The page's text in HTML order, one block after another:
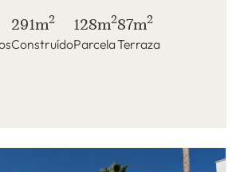
291m2
Construído
128m2
Parcela
87m2
Terraza